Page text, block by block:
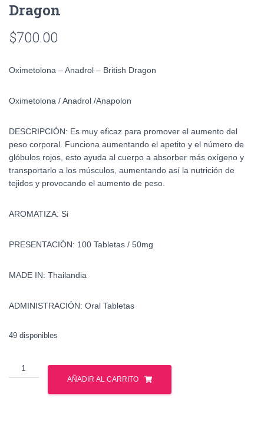
Dragon
$700.00
Oximetolona – Anadrol – British Dragon
Oximetolona / Anadrol /Anapolon
DESCRIPCIÓN: Es muy eficaz para promover el aumento del
peso corporal. Funciona aumentando el apetito y el número de
glóbulos rojos, esto ayuda al cuerpo a absorber más oxígeno y
transportarlo a los músculos, aumentando así la nutrición de
tejidos y provocando el aumento de peso.
AROMATIZA: Si
PRESENTACIÓN: 100 Tabletas / 50mg
MADE IN: Thailandia
ADMINISTRACIÓN: Oral Tabletas
49 disponibles
Oximetolona
-
AÑADIR AL CARRITO